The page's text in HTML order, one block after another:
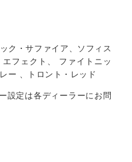
ク・サファイア、ソフィス
エフェクト、 ファイトニッ
ー 、トロント・レッド
設定は各ディーラーにお問